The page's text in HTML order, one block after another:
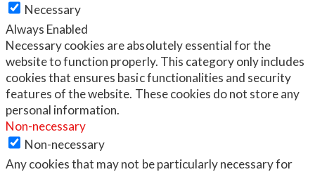
Necessary
Always Enabled
Necessary cookies are absolutely essential for the
website to function properly. This category only includes
cookies that ensures basic functionalities and security
features of the website. These cookies do not store any
personal information.
Non-necessary
Non-necessary
Any cookies that may not be particularly necessary for